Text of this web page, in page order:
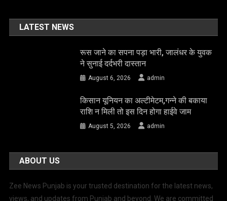
LATEST NEWS
रूस जाने का सपना पड़ा भारी, जालंधर के युवक
ने सुनाई दर्दभरी दास्तान
August 6, 2026 admin
किसान यूनियन का अल्टीमेटम,गन्ने की बकाया
राशि न मिली तो इस दिन होगा हाईवे जाम
August 5, 2026 admin
ABOUT US
Zee News Punjab is your trusted destination for the latest news,
views, and updates from Punjab and beyond. We are committed